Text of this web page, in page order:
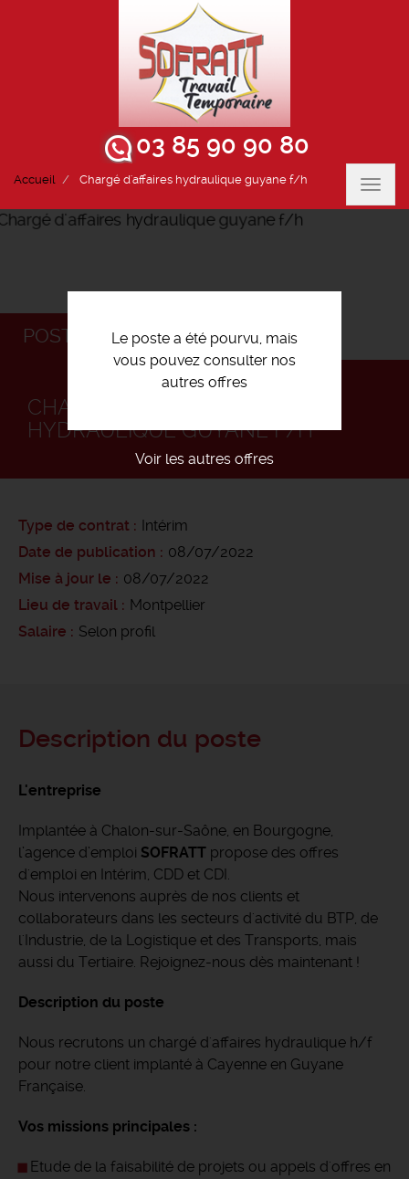
03 85 90 90 80
Accueil Chargé d'affaires hydraulique guyane f/h
Le poste a été pourvu, mais
vous pouvez consulter nos
autres offres
Voir les autres offres
POSTULEZ
CHARGÉ D'AFFAIRES
HYDRAULIQUE GUYANE F/H
Type de contrat
Intérim
Date de publication
08/07/2022
Mise à jour le
08/07/2022
Lieu de travail
Montpellier
Salaire
Selon profil
Description du poste
L'entreprise
Implantée à Chalon-sur-Saône, en Bourgogne,
l’agence d’emploi SOFRATT propose des offres
d'emploi en Intérim, CDD et CDI.
Nous intervenons auprès de nos clients et
collaborateurs dans les secteurs d'activité du BTP, de
l'Industrie, de la Logistique et des Transports, mais
aussi du Tertiaire. Rejoignez-nous dès maintenant !
Description du poste
Nous recrutons un chargé d'affaires hydraulique h/f
pour notre client implanté à Cayenne en Guyane
Française.
Vos missions principales :
Etude de la faisabilité de projets ou appels d'offres en